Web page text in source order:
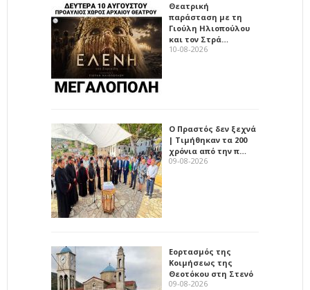
Θεατρική
παράσταση με τη
Γιούλη Ηλιοπούλου
και τον Στρά…
10-08-2026
Ο Πραστός δεν ξεχνά
| Τιμήθηκαν τα 200
χρόνια από την π…
09-08-2026
Εορτασμός της
Κοιμήσεως της
Θεοτόκου στη Στενό
09-08-2026